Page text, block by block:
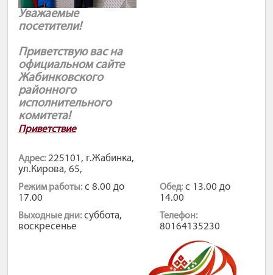
Уважаемые
посетители!
Приветствую вас на
официальном сайте
Жабинковского
районного
исполнительного
комитета!
Приветствие
Адрес:225101, г.Жабинка,
ул.Кирова, 65,
Режим работы:с 8.00 до
17.00
Обед:с 13.00 до
14.00
Выходные дни:суббота,
воскресенье
Телефон:
80164135230